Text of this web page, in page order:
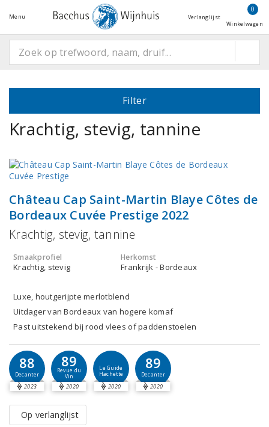
Menu Verlanglijst
0
Winkelwagen
Filter
Krachtig, stevig, tannine
Château Cap Saint-Martin Blaye Côtes de
Bordeaux Cuvée Prestige 2022
Krachtig, stevig, tannine
Smaakprofiel
Krachtig, stevig
Herkomst
Frankrijk - Bordeaux
Luxe, houtgerijpte merlotblend
Uitdager van Bordeaux van hogere komaf
Past uitstekend bij rood vlees of paddenstoelen
88
Decanter
2023
89
Revue du
Vin
2020
Le Guide
Hachette
2020
89
Decanter
2020
Op verlanglijst